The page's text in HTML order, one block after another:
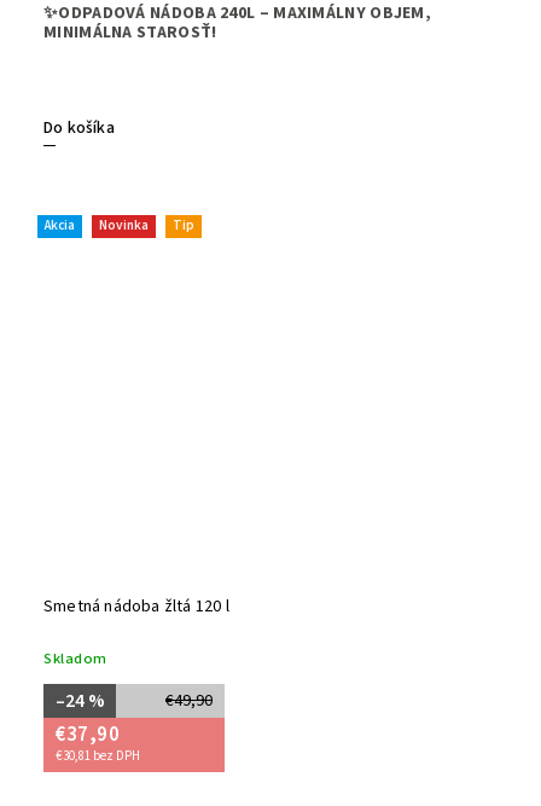
Do košíka
✨ODPADOVÁ NÁDOBA 240L – MAXIMÁLNY OBJEM,
MINIMÁLNA STAROSŤ!
Akcia Novinka Tip
Smetná nádoba žltá 120 l
Skladom
€49,90
–24 %
€37,90
€30,81 bez DPH